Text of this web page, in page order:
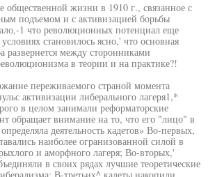
жизни в 1910 г., связанное с
подъемом и с активизацией борьбы
1 что революционных потенциал еще
становилось ясно,' что основная
развернется между сторонниками
в теории и на практике?!
переживаемого страной момента
активизации либерального лагеря1,*
в целом занимали реформаторские
обращает внимание на то, что его "лицо" в
деятельность кадетов» Во-первых,
наиболее огранизованной силой в
и аморфного лагеря; Во-вторых,'
в своих рядах лучшие теоретические